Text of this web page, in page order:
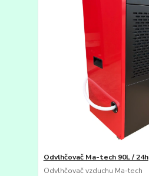
Odvlhčovač Ma-tech 90L / 24h
Odvlhčovač vzduchu Ma-tech